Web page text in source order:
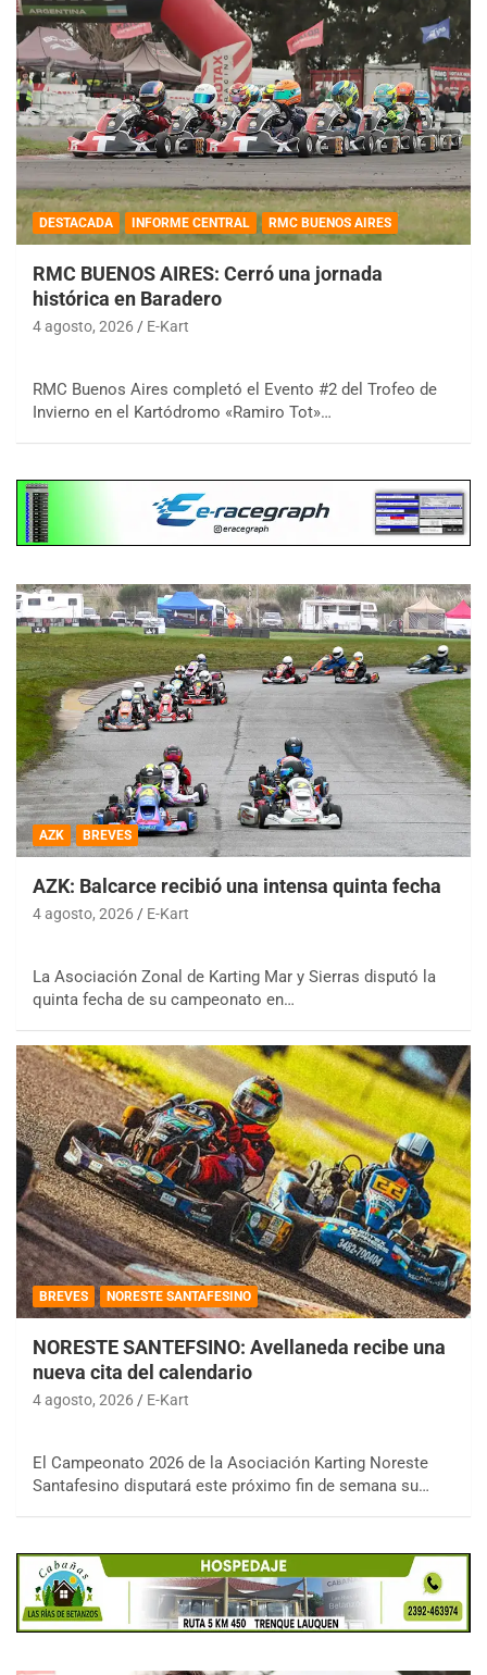
DESTACADA INFORME CENTRAL RMC BUENOS AIRES
RMC BUENOS AIRES: Cerró una jornada
histórica en Baradero
4 agosto, 2026 E-Kart
RMC Buenos Aires completó el Evento #2 del Trofeo de
Invierno en el Kartódromo «Ramiro Tot»…
AZK BREVES
AZK: Balcarce recibió una intensa quinta fecha
4 agosto, 2026 E-Kart
La Asociación Zonal de Karting Mar y Sierras disputó la
quinta fecha de su campeonato en…
BREVES NORESTE SANTAFESINO
NORESTE SANTEFSINO: Avellaneda recibe una
nueva cita del calendario
4 agosto, 2026 E-Kart
El Campeonato 2026 de la Asociación Karting Noreste
Santafesino disputará este próximo fin de semana su…